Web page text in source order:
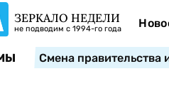
ЗЕРКАЛО НЕДЕЛИ
не подводим с 1994-го года
Смена правительства